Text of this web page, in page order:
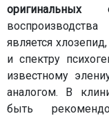
оригинальных
является
и спектру
известному
аналогом. В
быть